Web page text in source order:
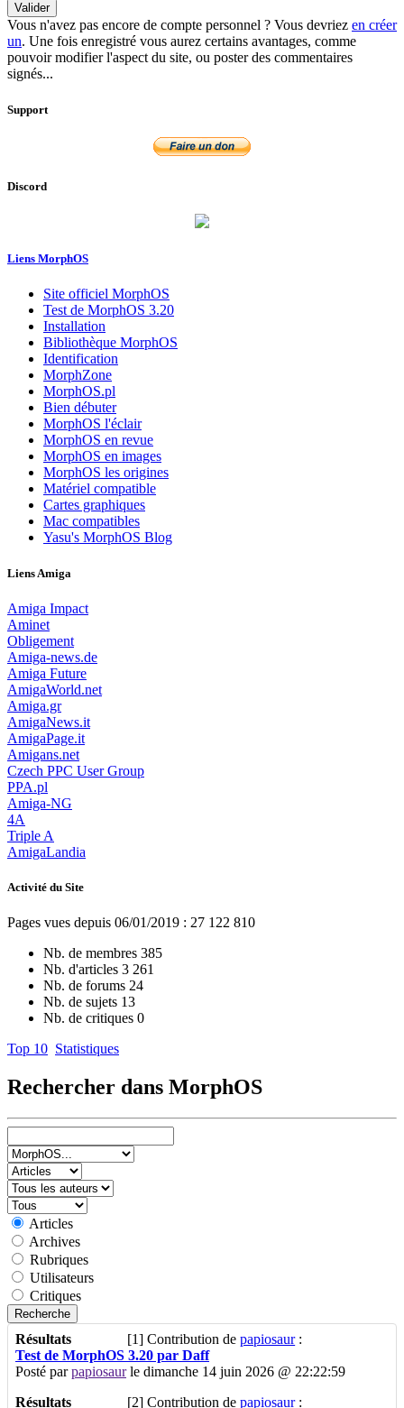
Valider
Vous n'avez pas encore de compte personnel ? Vous devriez en créer
un. Une fois enregistré vous aurez certains avantages, comme
pouvoir modifier l'aspect du site, ou poster des commentaires
signés...
Support
Discord
Liens MorphOS
Site officiel MorphOS
Test de MorphOS 3.20
Installation
Bibliothèque MorphOS
Identification
MorphZone
MorphOS.pl
Bien débuter
MorphOS l'éclair
MorphOS en revue
MorphOS en images
MorphOS les origines
Matériel compatible
Cartes graphiques
Mac compatibles
Yasu's MorphOS Blog
Liens Amiga
Amiga Impact
Aminet
Obligement
Amiga-news.de
Amiga Future
AmigaWorld.net
Amiga.gr
AmigaNews.it
AmigaPage.it
Amigans.net
Czech PPC User Group
PPA.pl
Amiga-NG
4A
Triple A
AmigaLandia
Activité du Site
Pages vues depuis 06/01/2019 : 27 122 810
Nb. de membres 385
Nb. d'articles 3 261
Nb. de forums 24
Nb. de sujets 13
Nb. de critiques 0
Top 10 Statistiques
Rechercher dans MorphOS
Articles
Archives
Rubriques
Utilisateurs
Critiques
Résultats [1] Contribution depapiosaur:
Test de MorphOS 3.20 par Daff
Posté parpapiosaurle dimanche 14 juin 2026 @ 22:22:59
Résultats
[2] Contribution depapiosaur: